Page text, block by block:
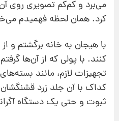
می‌برد و کم‌کم تصویری روی
کرد. همان لحظه فهمیدم
با هیجان به خانه برگشتم و
کنند. با پولی که از آن‌ها
تجهیزات لازم، مانند
کداک با آن جلد زرد
ثبوت و حتی یک دستگاه